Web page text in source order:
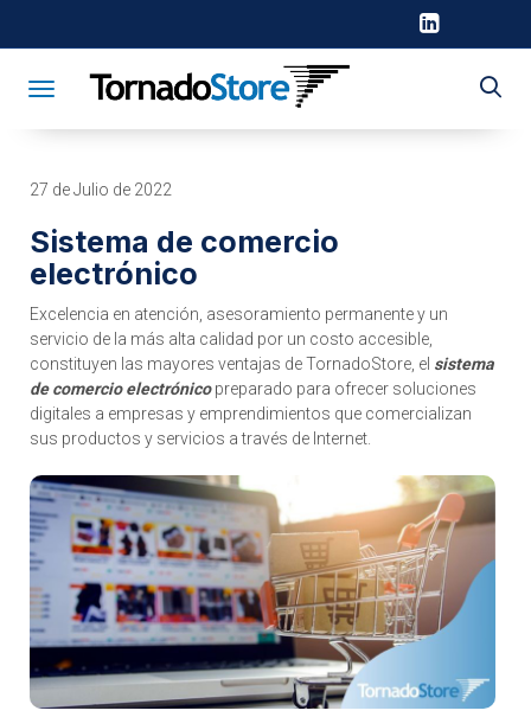
Toggle navigation
27 de Julio de 2022
Sistema de comercio
electrónico
Excelencia en atención, asesoramiento permanente y un
servicio de la más alta calidad por un costo accesible,
constituyen las mayores ventajas de TornadoStore, el sistema
de comercio electrónicopreparado para ofrecer soluciones
digitales a empresas y emprendimientos que comercializan
sus productos y servicios a través de Internet.